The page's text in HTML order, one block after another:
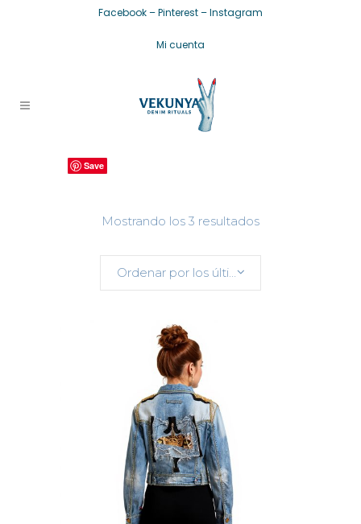
Facebook–Pinterest–Instagram
Mi cuenta
Mostrando los 3 resultadosOrdenado
Ordenar por los últimos
Save
Save
Save